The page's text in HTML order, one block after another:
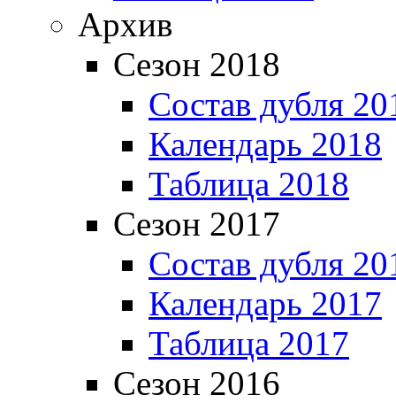
Архив
Сезон 2018
Состав дубля
Календарь 2018
Таблица 2018
Сезон 2017
Состав дубля
Календарь 2017
Таблица 2017
Сезон 2016